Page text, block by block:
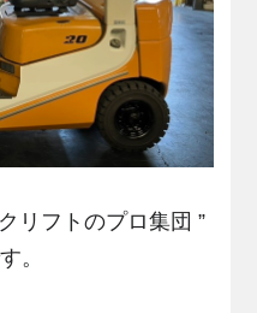
リフトのプロ集団 ”
。